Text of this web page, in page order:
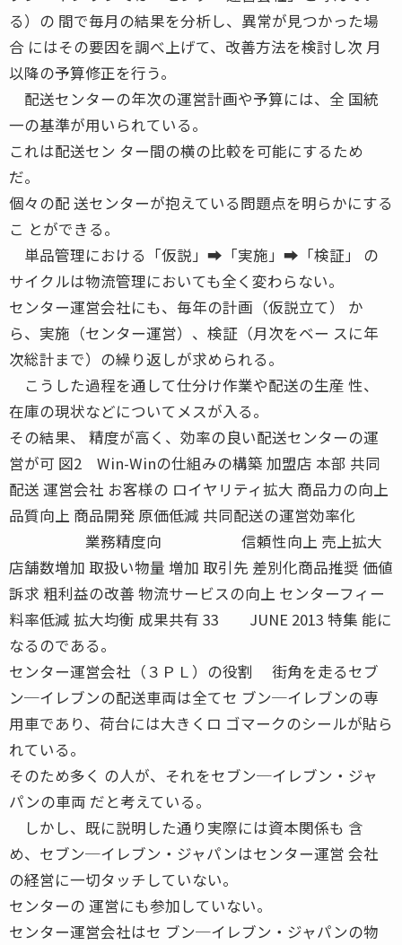
る）の 間で毎月の結果を分析し、異常が見つかった場
合 にはその要因を調べ上げて、改善方法を検討し次 月
以降の予算修正を行う。
配送センターの年次の運営計画や予算には、全 国統
一の基準が用いられている。
これは配送セン ター間の横の比較を可能にするため
だ。
個々の配 送センターが抱えている問題点を明らかにする
こ とができる。
単品管理における「仮説」➡「実施」➡「検証」 の
サイクルは物流管理においても全く変わらない。
センター運営会社にも、毎年の計画（仮説立て） か
ら、実施（センター運営）、検証（月次をベー スに年
次総計まで）の繰り返しが求められる。
こうした過程を通して仕分け作業や配送の生産 性、
在庫の現状などについてメスが入る。
その結果、 精度が高く、効率の良い配送センターの運
営が可 図2 Win-Winの仕組みの構築 加盟店 本部 共同
配送 運営会社 お客様の ロイヤリティ拡大 商品力の向上
品質向上 商品開発 原価低減 共同配送の運営効率化
業務精度向 信頼性向上 売上拡大
店舗数増加 取扱い物量 増加 取引先 差別化商品推奨 価値
訴求 粗利益の改善 物流サービスの向上 センターフィー
料率低減 拡大均衡 成果共有 33 JUNE 2013 特集 能に
なるのである。
センター運営会社（３ＰＬ）の役割 街角を走るセブ
ン─イレブンの配送車両は全てセ ブン─イレブンの専
用車であり、荷台には大きくロ ゴマークのシールが貼ら
れている。
そのため多く の人が、それをセブン─イレブン・ジャ
パンの車両 だと考えている。
しかし、既に説明した通り実際には資本関係も 含
め、セブン─イレブン・ジャパンはセンター運営 会社
の経営に一切タッチしていない。
センターの 運営にも参加していない。
センター運営会社はセ ブン─イレブン・ジャパンの物